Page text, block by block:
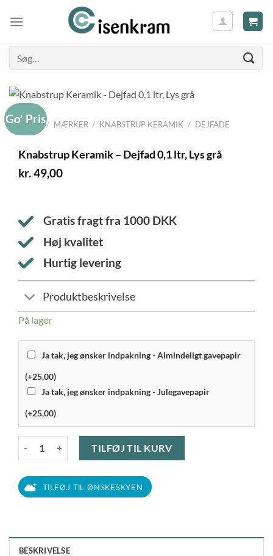
efter:
FORSIDE / MÆRKER / KNABSTRUP KERAMIK / DEJFADE
Go' Pris
Knabstrup Keramik – Dejfad 0,1 ltr, Lys grå
kr.49,00
Gratis fragt fra 1000 DKK
Høj kvalitet
Hurtig levering
Produktbeskrivelse
På lager
Ja tak, jeg ønsker indpakning - Almindeligt gavepapir
(+25,00)
Ja tak, jeg ønsker indpakning - Julegavepapir
(+25,00)
TILFØJ TIL KURV
TILFØJ TIL ØNSKESKYEN
BESKRIVELSE